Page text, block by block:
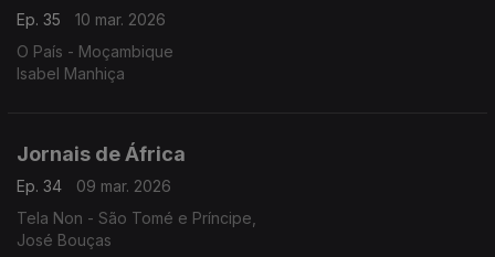
Ep. 35
10 mar. 2026
O País - Moçambique
Isabel Manhiça
Jornais de África
Ep. 34
09 mar. 2026
Tela Non - São Tomé e Príncipe,
José Bouças